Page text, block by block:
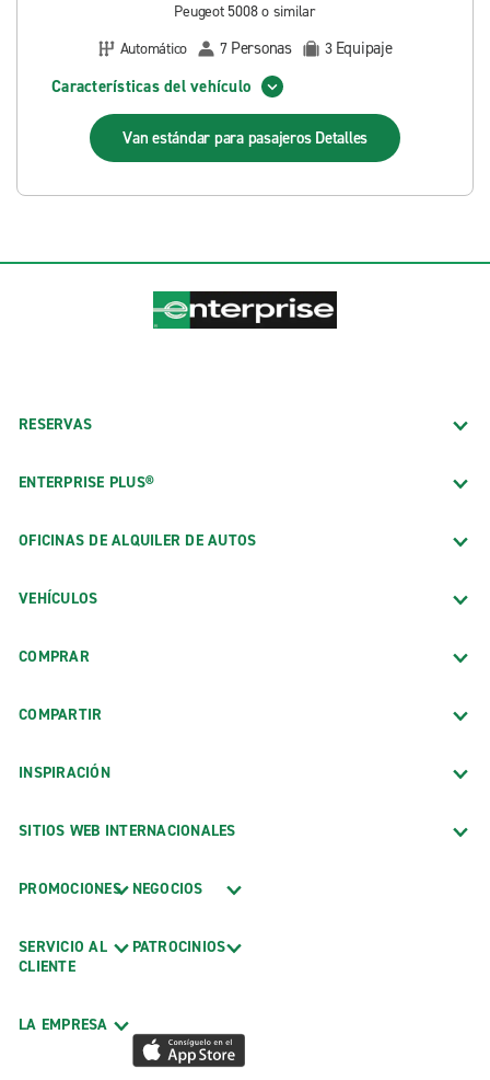
Peugeot 5008 o similar
Automático
7 Personas 3 Equipaje
Características del vehículo
Van estándar para pasajeros Detalles
RESERVAS
ENTERPRISE PLUS®
OFICINAS DE ALQUILER DE AUTOS
VEHÍCULOS
COMPRAR
COMPARTIR
INSPIRACIÓN
SITIOS WEB INTERNACIONALES
PROMOCIONES
SERVICIO AL
CLIENTE
LA EMPRESA
NEGOCIOS
PATROCINIOS